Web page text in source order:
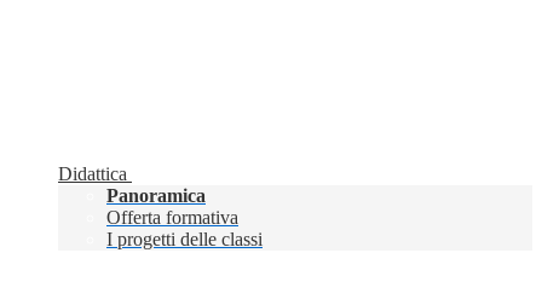
Didattica
Panoramica
Offerta formativa
I progetti delle classi